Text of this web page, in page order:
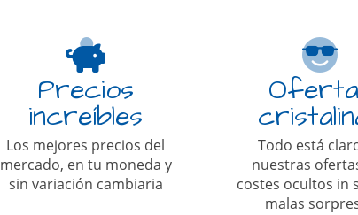
Precios
increíbles
Los mejores precios del
mercado, en tu moneda y
sin variación cambiaria
Todo está
nuestras
costes ocultos in
malas